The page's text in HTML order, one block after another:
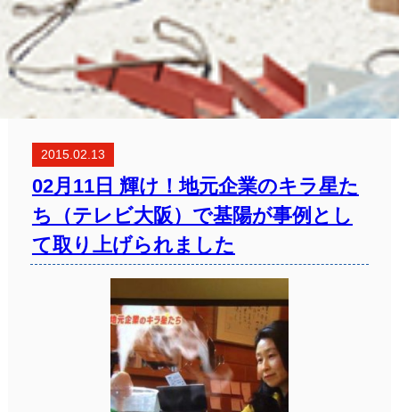
2015.02.13
02月11日 輝け！地元企業のキラ星た
ち（テレビ大阪）で基陽が事例とし
て取り上げられました